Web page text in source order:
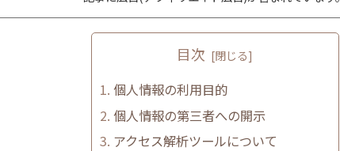
目次
個人情報の利用目的
個人情報の第三者への開示
アクセス解析ツールについて